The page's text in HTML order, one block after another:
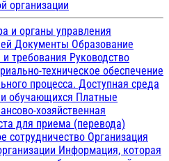
организации
и органы управления
Документы Образование
требования Руководство
техническое обеспечение
процесса. Доступная среда
обучающихся Платные
хозяйственная
для приема (перевода)
сотрудничество Организация
Информация, которая